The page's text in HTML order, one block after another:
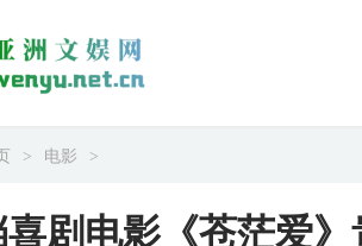
> 电影 >
剧电影《苍茫爱